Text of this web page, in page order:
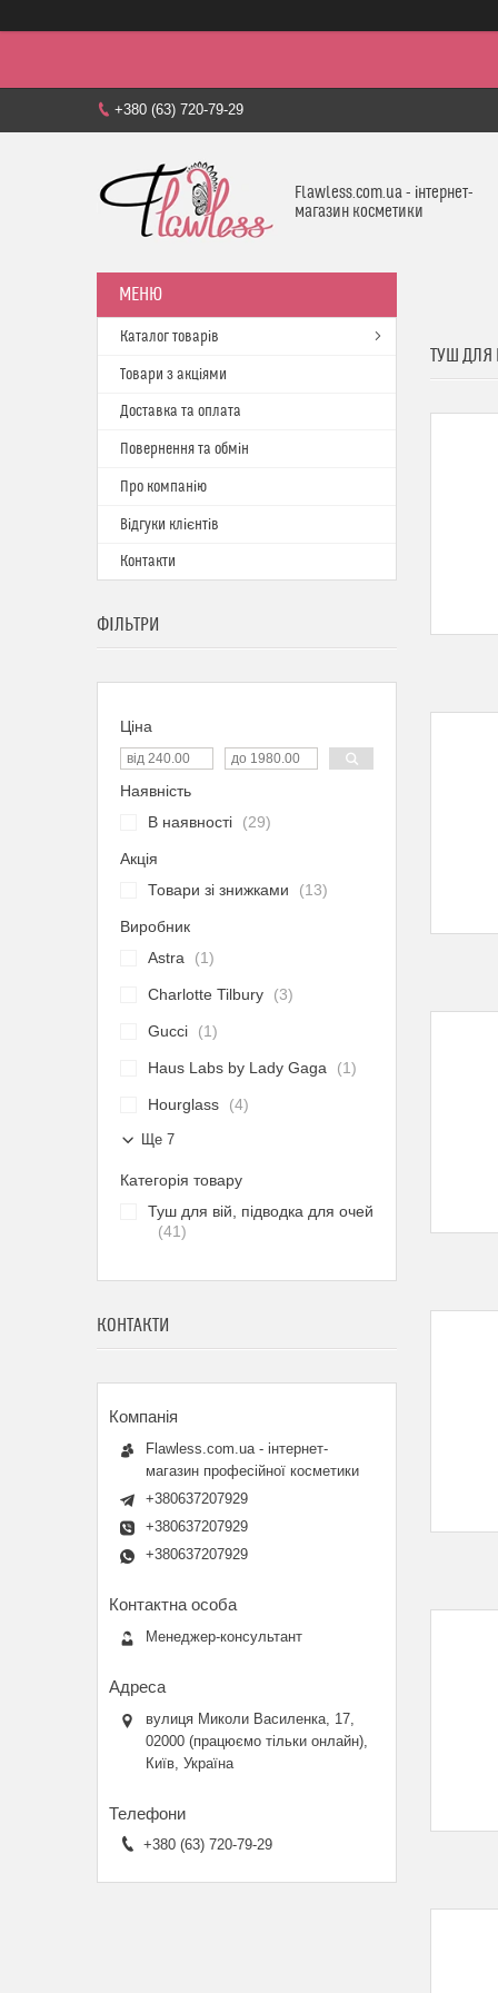
+380 (63) 720-79-29
Flawless.com.ua - інтернет-
магазин косметики
ТУШ ДЛЯ
Каталог товарів
Товари з акціями
Доставка та оплата
Повернення та обмін
Про компанію
Відгуки клієнтів
Контакти
ФІЛЬТРИ
Ціна
Наявність
В наявності
29
Акція
Товари зі знижками
13
Виробник
Astra
1
Charlotte Tilbury 3
Gucci 1
Haus Labs by Lady Gaga 1
Hourglass 4
Ще 7
Категорія товару
Туш для вій, підводка для очей
41
КОНТАКТИ
Flawless.com.ua - інтернет-
магазин професійної косметики
+380637207929
+380637207929
+380637207929
Менеджер-консультант
вулиця Миколи Василенка, 17,
02000 (працюємо тільки онлайн),
Київ, Україна
+380 (63) 720-79-29